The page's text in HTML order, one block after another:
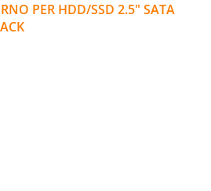
PER HDD/SSD 2.5" SATA